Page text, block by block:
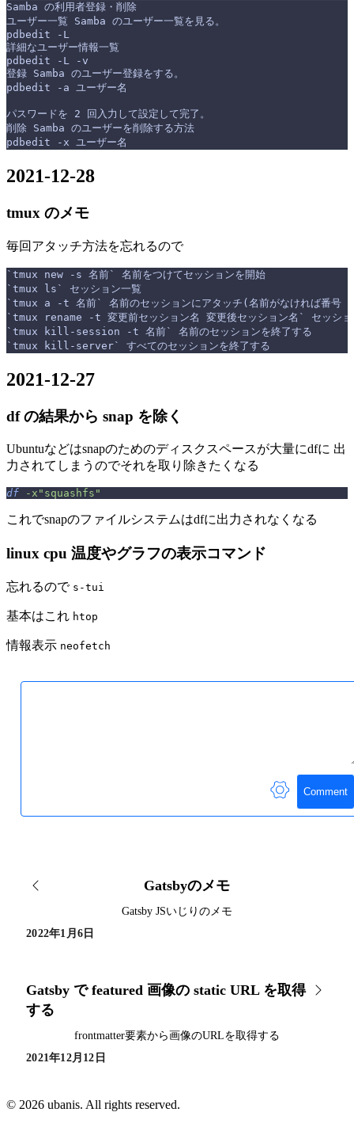
Samba の利用者登録・削除
ユーザー一覧 Samba のユーザー一覧を見る。
pdbedit -L
詳細なユーザー情報一覧
pdbedit -L -v
登録 Samba のユーザー登録をする。
pdbedit -a ユーザー名
パスワードを 2 回入力して設定して完了。
削除 Samba のユーザーを削除する方法
pdbedit -x ユーザー名
2021-12-28
tmux のメモ
毎回アタッチ方法を忘れるので
`tmux new -s 名前` 名前をつけてセッションを開始
`tmux ls` セッション一覧
`tmux a -t 名前` 名前のセッションにアタッチ(名前がなければ番号
`tmux rename -t 変更前セッション名 変更後セッション名` セッショ
`tmux kill-session -t 名前` 名前のセッションを終了する
`tmux kill-server` すべてのセッションを終了する
2021-12-27
df の結果から snap を除く
Ubuntuなどはsnapのためのディスクスペースが大量にdfに 出
力されてしまうのでそれを取り除きたくなる
df -x"squashfs"
これでsnapのファイルシステムはdfに出力されなくなる
linux cpu 温度やグラフの表示コマンド
忘れるので s-tui
基本はこれ htop
情報表示 neofetch
Comment
Gatsbyのメモ
Gatsby JSいじりのメモ
2022年1月6日
Gatsby で featured 画像の static URL を取得
する
frontmatter要素から画像のURLを取得する
2021年12月12日
© 2026 ubanis. All rights reserved.